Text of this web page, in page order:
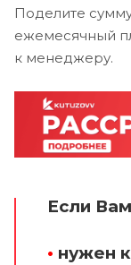
Поделите
ежемесячный
к менеджеру.
Если
• нужен